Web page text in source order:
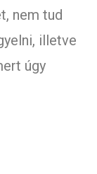
nem tud
illetve
úgy